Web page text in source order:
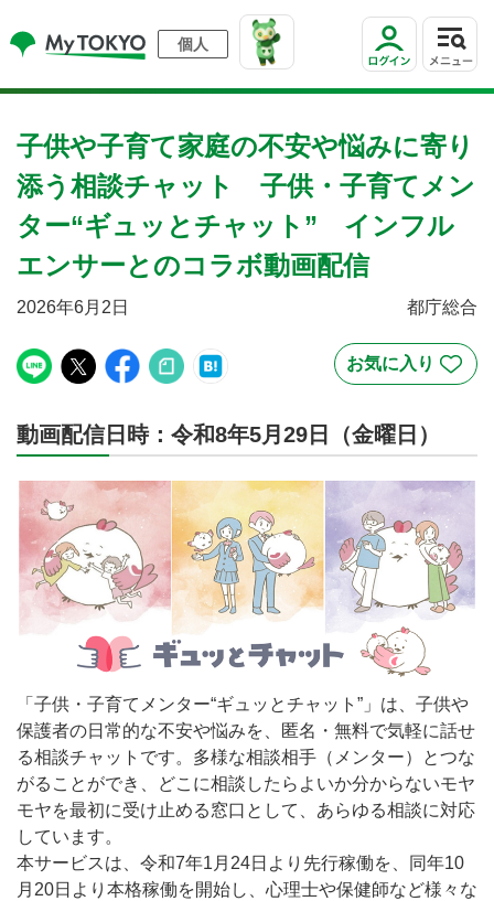
個人
子供や子育て家庭の不安や悩みに寄り
添う相談チャット 子供・子育てメン
ター“ギュッとチャット” インフル
エンサーとのコラボ動画配信
2026年6月2日 都庁総合
動画配信日時：令和8年5月29日（金曜日）
「子供・子育てメンター“ギュッとチャット”」は、子供や
保護者の日常的な不安や悩みを、匿名・無料で気軽に話せ
る相談チャットです。多様な相談相手（メンター）とつな
がることができ、どこに相談したらよいか分からないモヤ
モヤを最初に受け止める窓口として、あらゆる相談に対応
しています。
本サービスは、令和7年1月24日より先行稼働を、同年10
月20日より本格稼働を開始し、心理士や保健師など様々な